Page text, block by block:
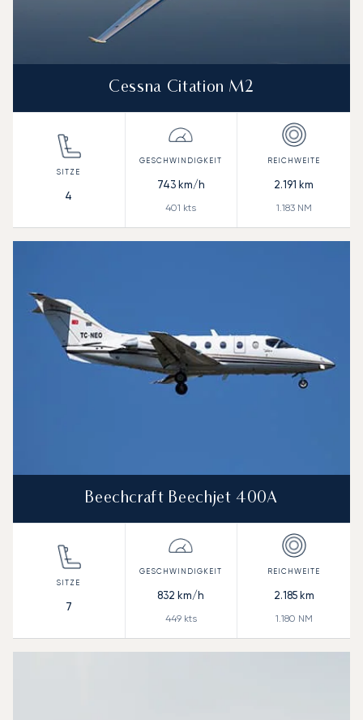
Cessna Citation M2
4
743km/h
401 kts
2.191 km
1.183NM
Beechcraft Beechjet 400A
7
832 km/h
449kts
2.185km
1.180 NM